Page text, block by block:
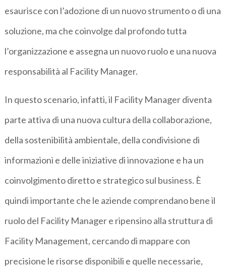
esaurisce con l’adozione di un nuovo strumento o di una
soluzione, ma che coinvolge dal profondo tutta
l’organizzazione e assegna un nuovo ruolo e una nuova
responsabilità al Facility Manager.
In questo scenario, infatti, il Facility Manager diventa
parte attiva di una nuova cultura della collaborazione,
della sostenibilità ambientale, della condivisione di
informazioni e delle iniziative di innovazione e ha un
coinvolgimento diretto e strategico sul business. È
quindi importante che le aziende comprendano bene il
ruolo del Facility Manager e ripensino alla struttura di
Facility Management, cercando di mappare con
precisione le risorse disponibili e quelle necessarie,